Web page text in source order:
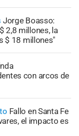
Jorge Boasso:
2,8 millones, la
$ 18 millones"
con arcos de
Fallo en Santa Fe
el impacto es